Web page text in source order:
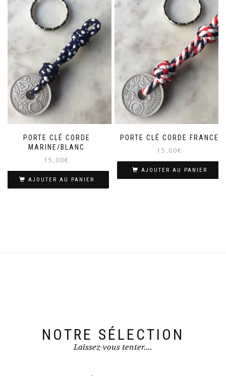
PORTE CLÉ CORDE
MARINE/BLANC
15,00€
AJOUTER AU PANIER
PORTE CLÉ CORDE FRANCE
15,00€
AJOUTER AU PANIER
NOTRE SÉLECTION
Laissez-vous tenter....